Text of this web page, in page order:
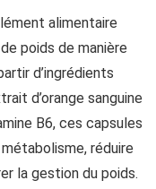
alimentaire
poids de manière
d’ingrédients
d’orange sanguine
B6, ces capsules
réduire
la gestion du poids.